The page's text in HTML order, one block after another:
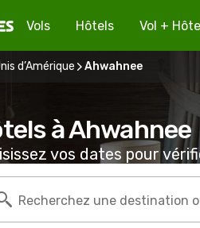
Vols Hôtels Vol +
d’Amérique Ahwahnee
à Ahwahnee
vos dates pour